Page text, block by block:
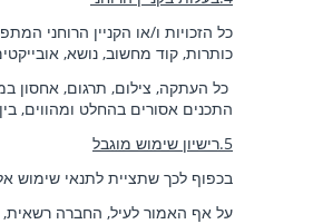
כל הזכויות ו/או הקניין הרוחני
כותרות, קוד מחשוב, נושא,
כל העתקה, צילום, תרגום, אחסון
התכנים אסורים בהחלט ומהווים,
5.רישיון שימוש מוגבל
בכפוף לכך שתציית לתנאי שימוש
על אף האמור לעיל, החברה רשאית,